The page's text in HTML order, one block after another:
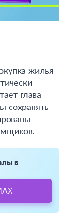
жилья
глава
сохранять
в